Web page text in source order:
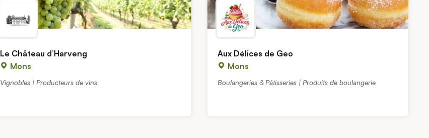
Le Château d’Harveng
Mons
Vignobles | Producteurs de vins
Aux Délices de Geo
Mons
Boulangeries & Pâtisseries | Produits de boulangerie